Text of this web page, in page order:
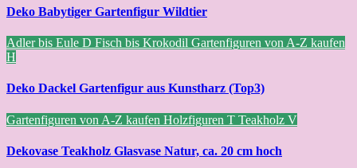
Deko Babytiger Gartenfigur Wildtier
Adler bis Eule D Fisch bis Krokodil Gartenfiguren von A-Z kaufen
H
Deko Dackel Gartenfigur aus Kunstharz (Top3)
Gartenfiguren von A-Z kaufen Holzfiguren T Teakholz V
Dekovase Teakholz Glasvase Natur, ca. 20 cm hoch